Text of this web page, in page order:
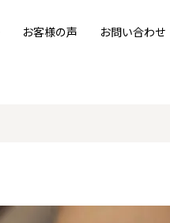
お客様の声 お問い合わせ